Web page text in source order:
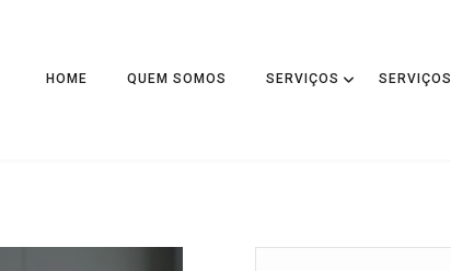
HOME QUEM SOMOS SERVIÇOS SERVIÇOS